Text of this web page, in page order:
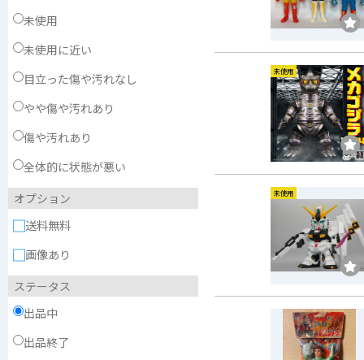
未使用
未使用に近い
目立った傷や汚れなし
やや傷や汚れあり
傷や汚れあり
全体的に状態が悪い
オプション
送料無料
画像あり
ステータス
出品中
出品終了
未使用
未使用